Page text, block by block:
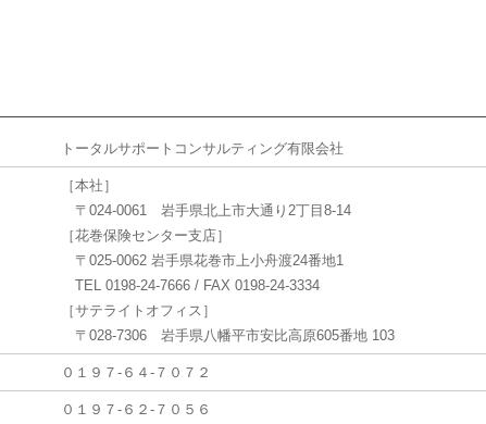
トータルサポートコンサルティング有限会社
［本社］
〒024-0061 岩手県北上市大通り2丁目8-14
［花巻保険センター支店］
〒025-0062 岩手県花巻市上小舟渡24番地1
TEL 0198-24-7666 / FAX 0198-24-3334
［サテライトオフィス］
〒028-7306 岩手県八幡平市安比高原605番地 103
０１９７-６４-７０７２
０１９７-６２-７０５６